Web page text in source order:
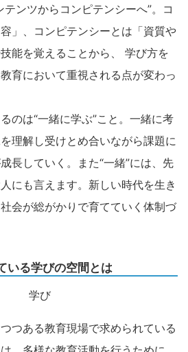
ンツからコンピテンシーへ”。コ
」、コンピテンシーとは「資質や
能を覚えることから、 学び方を
育において重視される点が変わっ
のは“一緒に学ぶ”こと。一緒に考
理解し受けとめ合いながら課題に
長していく。また“一緒”には、先
にも言えます。新しい時代を生き
会が総がかりで育てていく体制づ
いる学びの空間とは
つある教育現場で求められている